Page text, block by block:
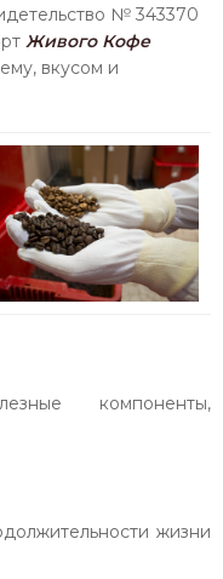
№ 343370
Живого Кофе
вкусом и
компоненты,
жизни